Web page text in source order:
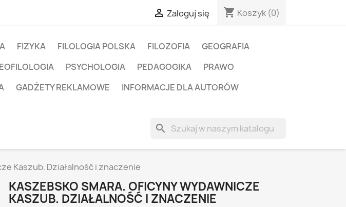
 Zaloguj się shopping_cart Koszyk (0)
FIZYKA FILOLOGIA POLSKA FILOZOFIA
GEOGRAFIA
PSYCHOLOGIA PEDAGOGIKA
PRAWO
GADŻETY REKLAMOWE
INFORMACJE DLA AUTORÓW
search
Kaszub. Działalność i znaczenie
KASZEBSKO SMARA. OFICYNY WYDAWNICZE
KASZUB. DZIAŁALNOŚĆ I ZNACZENIE